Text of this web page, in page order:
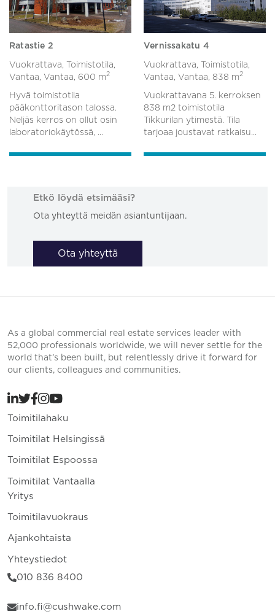
Ratastie 2
Vuokrattava, Toimistotila,
Vantaa, Vantaa, 600 m2
Hyvä toimistotila
pääkonttoritason talossa.
Neljäs kerros on ollut osin
laboratoriokäytössä, ...
Vernissakatu 4
Vuokrattava, Toimistotila,
Vantaa, Vantaa, 838 m2
Vuokrattavana 5. kerroksen
838 m2 toimistotila
Tikkurilan ytimestä. Tila
tarjoaa joustavat ratkaisu...
Etkö löydä etsimääsi?
Ota yhteyttä meidän asiantuntijaan.
Ota yhteyttä
As a global commercial real estate services leader with
52,000 professionals worldwide, we will never settle for the
world that’s been built, but relentlessly drive it forward for
our clients, colleagues and communities.
Toimitilahaku
Toimitilat Helsingissä
Toimitilat Espoossa
Toimitilat Vantaalla
Yritys
Toimitilavuokraus
Ajankohtaista
Yhteystiedot
010 836 8400
info.fi@cushwake.com